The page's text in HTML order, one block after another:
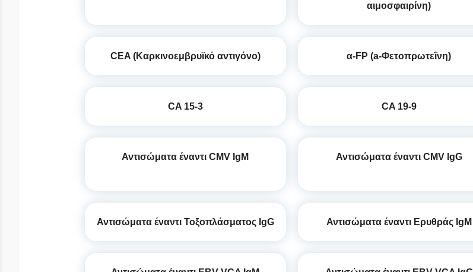
αιμοσφαιρίνη)
CEA (Καρκινοεμβρυϊκό αντιγόνο) α-FP (a-Φετοπρωτεΐνη)
CA 15-3 CA 19-9
Αντισώματα έναντι CMV IgM Αντισώματα έναντι CMV IgG
Αντισώματα έναντι Τοξοπλάσματος IgG Αντισώματα έναντι Ερυθράς IgM